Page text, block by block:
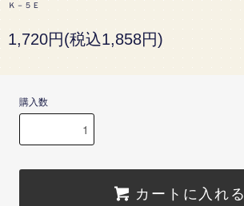
Ｋ－５Ｅ
1,720円(税込1,858円)
購入数
カートに入れる